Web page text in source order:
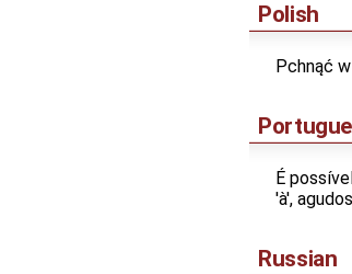
Polish
Pchnąć
É
'à',
Russian